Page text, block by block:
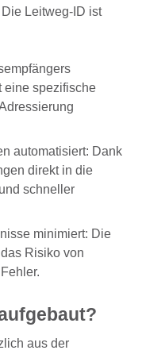
Leitweg-ID ist
eine spezifische
automatisiert: Dank
direkt in die
schneller
minimiert: Die
Risiko von
aus der